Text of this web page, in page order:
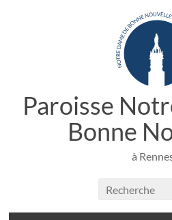
Paroisse
Bonne
à